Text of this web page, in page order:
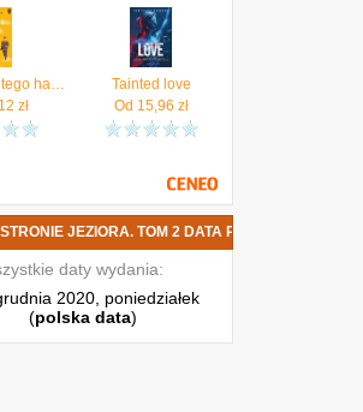
Nie będzie z tego happy endu. Tom 1
zł
Tainted love
Od 15,96 zł
TOM 2 DATA PREMIERY
daty wydania:
2020, poniedziałek
(polska data)